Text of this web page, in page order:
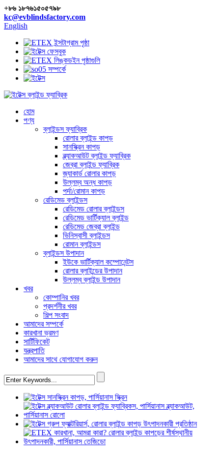
+৮৬ ১৮৭৬১৫০৫৭৯৮
kc@evblindsfactory.com
English
হোম
পণ্য
ব্লাইন্ডস ফ্যাব্রিক
রোলার ব্লাইন্ড কাপড়
সানস্ক্রিন কাপড়
ব্ল্যাকআউট ব্লাইন্ড ফ্যাব্রিক
জেব্রা ব্লাইন্ড ফ্যাব্রিক
জ্যাকার্ড রোলার কাপড়
উল্লম্ব অন্ধ কাপড়
পর্দা/রোমান কাপড়
রেডিমেড ব্লাইন্ডস
রেডিমেড রোলার ব্লাইন্ডস
রেডিমেড ভার্টিক্যাল ব্লাইন্ড
রেডিমেড জেব্রা ব্লাইন্ড
ভিনিস্বাসী ব্লাইন্ডস
রোমান ব্লাইন্ডস
ব্লাইন্ডস উপাদান
ইউকে ভার্টিক্যাল কম্পোনেন্টস
রোলার ব্লাইন্ডের উপাদান
উল্লম্ব ব্লাইন্ড উপাদান
খবর
কোম্পানির খবর
প্রদর্শনীর খবর
শিল্প সংবাদ
আমাদের সম্পর্কে
কারখানা ভ্রমণ
সার্টিফিকেট
যন্ত্রপাতি
আমাদের সাথে যোগাযোগ করুন